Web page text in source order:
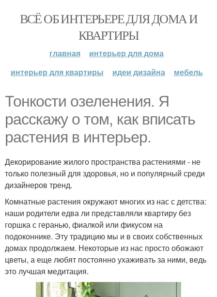
ВСЁ ОБ ИНТЕРЬЕРЕ ДЛЯ ДОМА И
КВАРТИРЫ
главная
интерьер для дома
интерьер для квартиры
идеи дизайна мебель
Тонкости озеленения. Я
расскажу о том, как вписать
растения в интерьер.
Декорирование жилого пространства растениями - не
только полезный для здоровья, но и популярный среди
дизайнеров тренд.
Комнатные растения окружают многих из нас с детства:
наши родители едва ли представляли квартиру без
горшка с геранью, фиалкой или фикусом на
подоконнике. Эту традицию мы и в своих собственных
домах продолжаем. Некоторые из нас просто обожают
цветы, а еще любят постоянно ухаживать за ними, ведь
это лучшая медитация.